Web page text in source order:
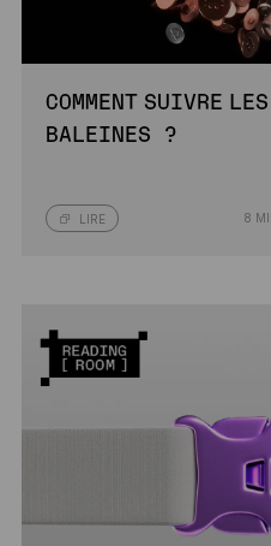
COMMENT SUIVRE
BALEINES ?
LIRE 8